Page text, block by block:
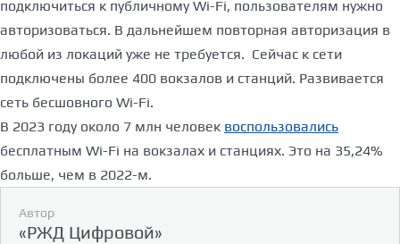
подключиться к публичному Wi-Fi, пользователям нужно
авторизоваться. В дальнейшем повторная авторизация в
любой из локаций уже не требуется. Сейчас к сети
подключены более 400 вокзалов и станций. Развивается
сеть бесшовного Wi-Fi.
В 2023 году около 7 млн человек воспользовались
бесплатным Wi-Fi на вокзалах и станциях. Это на 35,24%
больше, чем в 2022-м.
Автор
«РЖД Цифровой»